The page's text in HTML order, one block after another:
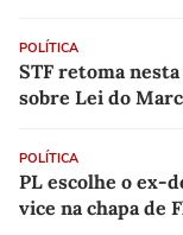
POLÍTICA
STF retoma
sobre Lei do
POLÍTICA
PL escolhe o ex-
vice na chapa de